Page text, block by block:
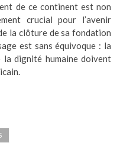
de ce continent est non
crucial pour l’avenir
la clôture de sa fondation
est sans équivoque : la
la dignité humaine doivent